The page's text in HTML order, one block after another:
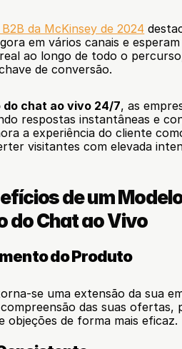
da McKinsey de 2024
em vários canais e
ao longo de todo o
de conversão.
chat ao vivo 24/7, as
respostas instantâneas e
a experiência do cliente
visitantes com elevada
de um
do Chat ao Vivo
do Produto
se uma extensão da sua
das suas ofertas,
objeções de forma mais eficaz.